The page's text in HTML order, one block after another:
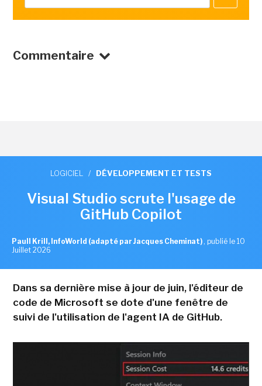
Commentaire
LOGICIEL / DÉVELOPPEMENT ET TESTS
Visual Studio scrute l'usage de
GitHub Copilot
Paull Krill, InfoWorld (adapté par Jacques Cheminat) , publié le 10
Juillet 2026
Dans sa dernière mise à jour de juin, l'éditeur de
code de Microsoft se dote d'une fenêtre de
suivi de l'utilisation de l'agent IA de GitHub.